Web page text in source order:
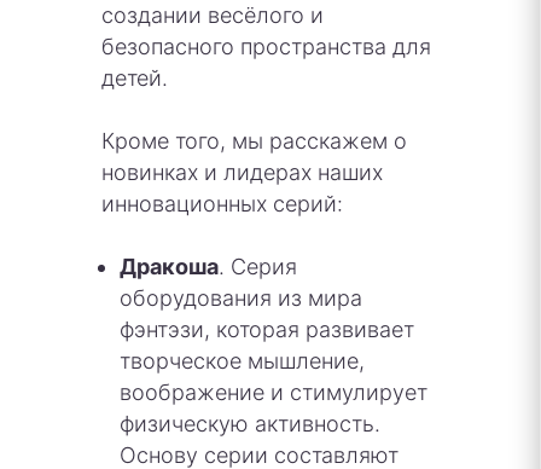
создании весёлого и
безопасного пространства для
детей.
Кроме того, мы расскажем о
новинках и лидерах наших
инновационных серий:
Дракоша. Серия
оборудования из мира
фэнтэзи, которая развивает
творческое мышление,
воображение и стимулирует
физическую активность.
Основу серии составляют